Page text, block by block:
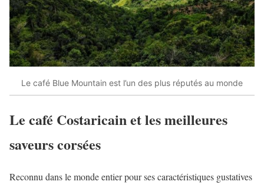
Le café Blue Mountain est l’un des plus réputés au monde
Le café Costaricain et les meilleures
saveurs corsées
Reconnu dans le monde entier pour ses caractéristiques gustatives